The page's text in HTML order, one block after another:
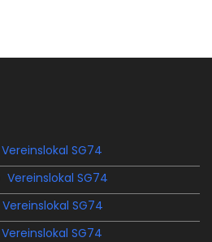
Vereinslokal SG74
Vereinslokal SG74
Vereinslokal SG74
Vereinslokal SG74